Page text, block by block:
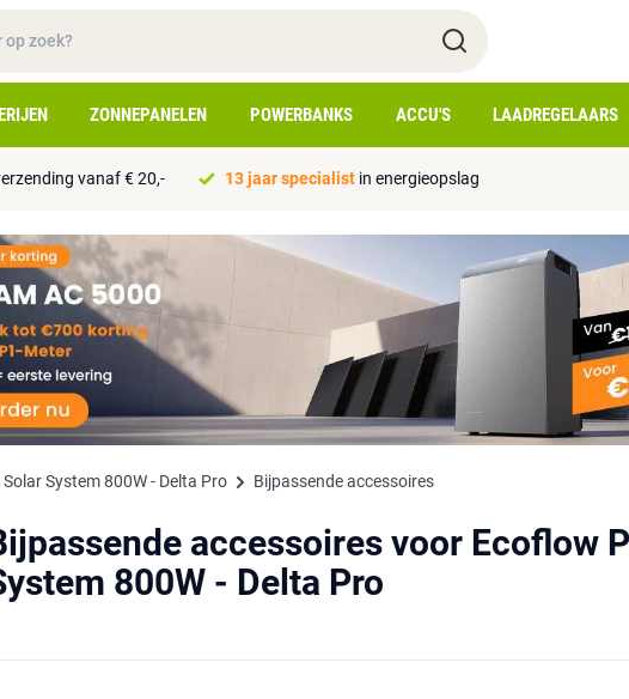
ZONNEPANELEN POWERBANKS ACCU'S LAADREGELAARS
vanaf € 20,- 13 jaar specialist in energieopslag
System 800W - Delta Pro Bijpassende accessoires
accessoires voor Ecoflow
800W - Delta Pro